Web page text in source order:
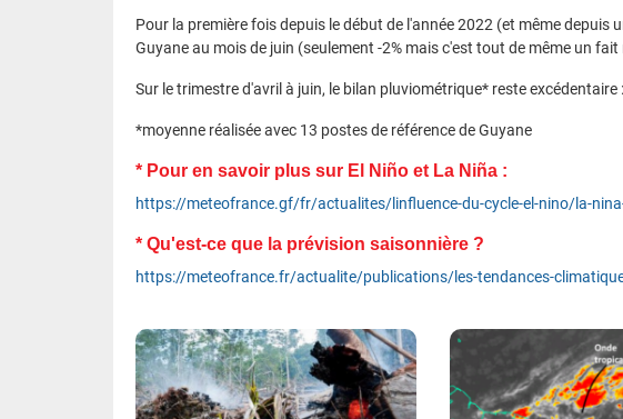
Pour la première fois depuis le début de l'année 2022 (et même depuis
Guyane au mois de juin (seulement -2% mais c'est tout de même un
Sur le trimestre d'avril à juin, le bilan pluviométrique* reste excédentaire
*moyenne réalisée avec 13 postes de référence de Guyane
* Pour en savoir plus sur El Niño et La Niña :
https://meteofrance.gf/fr/actualites/linfluence-du-cycle-el-nino/la-
* Qu'est-ce que la prévision saisonnière ?
https://meteofrance.fr/actualite/publications/les-tendances-